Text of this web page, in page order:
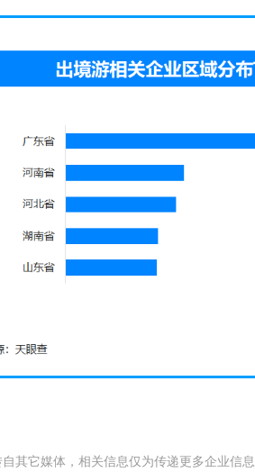
其它媒体，相关信息仅为传递更多企业信